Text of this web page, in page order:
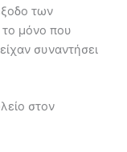
των
μόνο που
συναντήσει
στον